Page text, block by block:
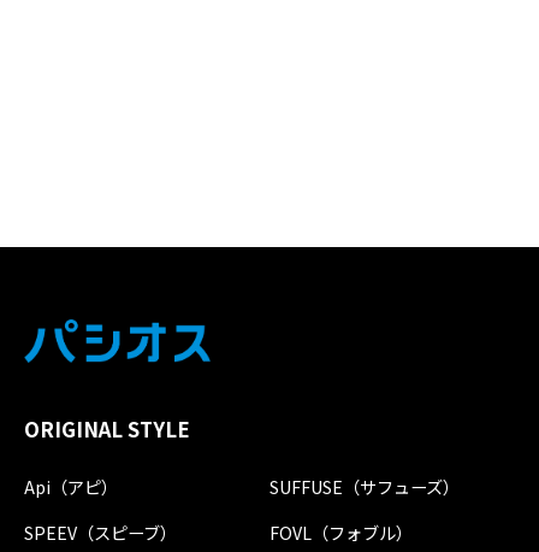
ORIGINAL STYLE
Api（アピ）
SUFFUSE（サフューズ）
SPEEV（スピーブ）
FOVL（フォブル）